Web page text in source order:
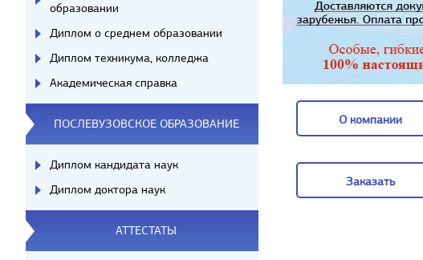
О компании
Заказать
образовании
Диплом о среднем образовании
Диплом техникума, колледжа
Академическая справка
ПОСЛЕВУЗОВСКОЕ ОБРАЗОВАНИЕ
Диплом кандидата наук
Диплом доктора наук
АТТЕСТАТЫ